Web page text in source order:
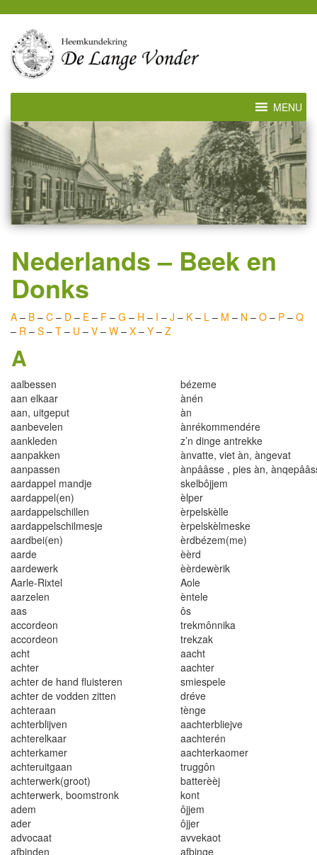
MENU
Nederlands – Beek en
Donks
A – B – C – D – E – F – G – H – I – J – K – L – M – N – O – P – Q
– R – S – T – U – V – W – X – Y – Z
A
aalbessen bézeme
aan elkaar
ànén
aan, uitgeput
àn
aanbevelen
ànrékommendére
aankleden
z’n dinge antrekke
aanpakken
ànvatte, viet àn, àngevat
aanpassen
ànpââsse , pies àn,
aardappel mandje skelbôjjem
aardappel(en) èlper
aardappelschillen èrpelskèlle
aardappelschilmesje èrpelskèlmeske
aardbei(en)
èrdbézem(me)
aarde èèrd
aardewerk èèrdewèrik
Aarle-Rixtel
Aole
aarzelen èntele
aas
ôs
accordeon
trekmônnika
accordeon
trekzak
acht
aacht
achter
aachter
achter de hand fluisteren smiespele
achter de vodden zitten dréve
achteraan
tènge
achterblijven
aachterbliejve
achterelkaar
aachterén
achterkamer
aachterkaomer
achteruitgaan
truggôn
achterwerk(groot)
batterèèj
achterwerk, boomstronk kont
adem
ôjjem
ader ôjjer
advocaat
avvekaot
afbinden
afbinge